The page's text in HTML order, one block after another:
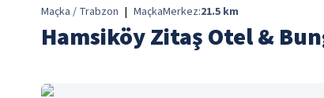
Maçka / Trabzon | MaçkaMerkez:21.5 km
Hamsiköy Zitaş Otel &